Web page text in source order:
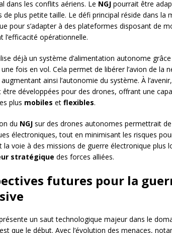
dans les conflits aériens. Le NGJ pourrait être
de plus petite taille. Le défi principal réside dans la
pour s’adapter à des plateformes disposant de
l’efficacité opérationnelle.
déjà un système d’alimentation autonome
fois en vol. Cela permet de libérer l’avion de la
ainsi l’autonomie du système. À
être développées pour des drones, offrant une
plus mobiles et flexibles.
du NGJ sur des drones autonomes permettrait
électroniques, tout en minimisant les risques
la voie à des missions de guerre électronique plus
stratégique des forces alliées.
futures pour la
un saut technologique majeur dans le
que le début. Avec l’évolution des menaces,